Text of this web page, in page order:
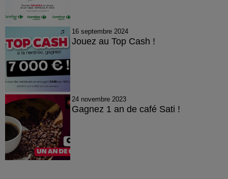
16 septembre 2024
Jouez au Top Cash !
24 novembre 2023
Gagnez 1 an de café Sati !